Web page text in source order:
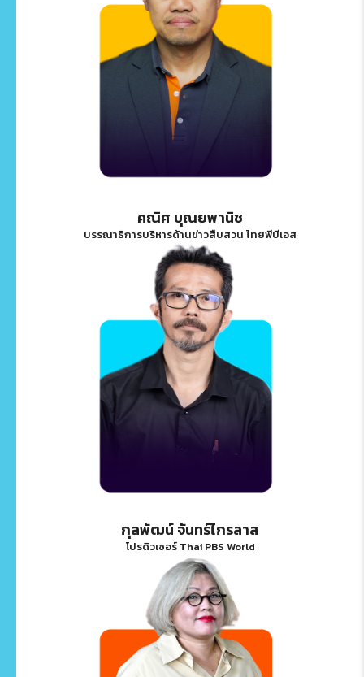
คณิศ บุณยพานิช
บรรณาธิการบริหารด้านข่าวสืบสวน ไทยพีบีเอส
กุลพัฒน์ จันทร์ไกรลาส
โปรดิวเซอร์ Thai PBS World